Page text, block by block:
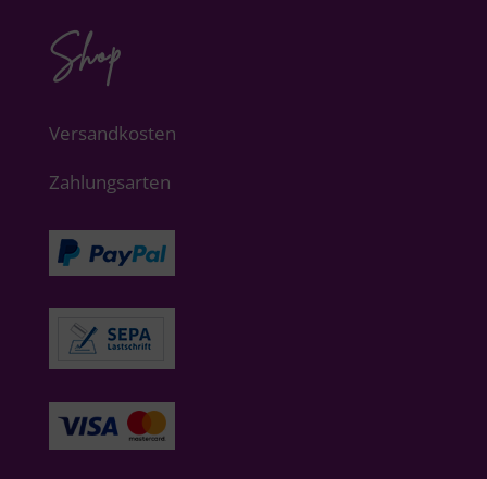
Shop
Versandkosten
Zahlungsarten